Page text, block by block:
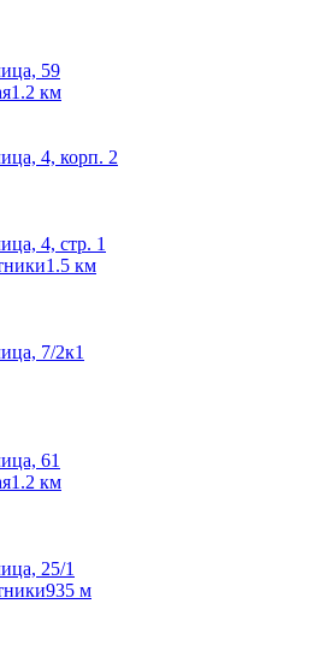
59
1.2 км
4, корп. 2
4, стр. 1
1.5 км
7/2к1
61
1.2 км
25/1
935 м